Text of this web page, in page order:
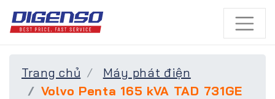
Trang chủ
Máy phát điện
Volvo Penta 165 kVA TAD 731GE